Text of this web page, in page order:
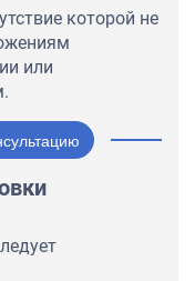
которой не
или